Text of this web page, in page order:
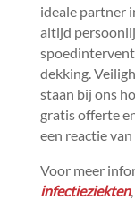
ideale partner
altijd
dekking.​
staan bij ons
gratis offerte
een reactie
Voor meer
infectieziekten,